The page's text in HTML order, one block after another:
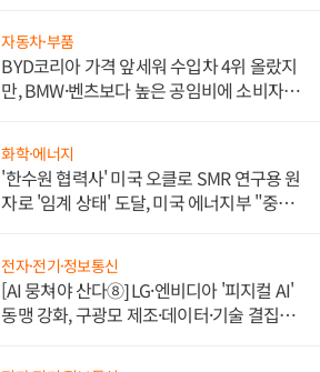
자동차·부품
BYD코리아 가격 앞세워 수입차 4위 올랐지
만, BMW·벤츠보다 높은 공임비에 소비자
화학·에너지
'한수원 협력사' 미국 오클로 SMR 연구용 원
자로 '임계 상태' 도달, 미국 에너지부 "중요
전자·전기·정보통신
[AI 뭉쳐야 산다⑧] LG·엔비디아 '피지컬 AI'
동맹 강화, 구광모 제조·데이터·기술 결집